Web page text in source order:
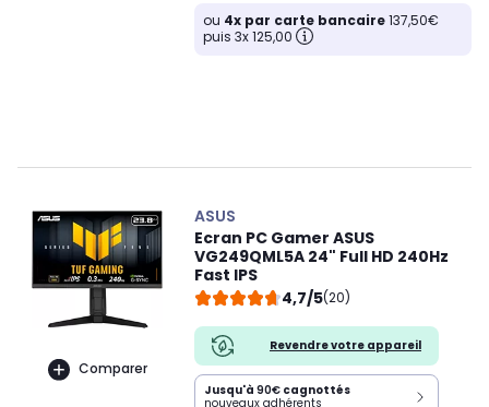
ou 4x par carte bancaire137,50€
puis 3x 125,00
Comparer
ASUS
Ecran PC Gamer ASUS
VG249QML5A 24" Full HD 240Hz
Fast IPS
4,7/5(20)
Revendre votre appareil
Jusqu'à 90€ cagnottés
nouveaux adhérents